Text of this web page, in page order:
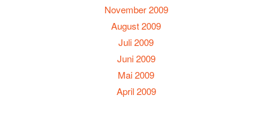
November 2009
August 2009
Juli 2009
Juni 2009
Mai 2009
April 2009